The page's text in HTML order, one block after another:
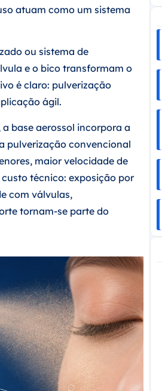
atuam como um sistema
ou sistema de
e o bico transformam o
é claro: pulverização
ágil.
base aerossol incorpora a
pulverização convencional
maior velocidade de
técnico: exposição por
com válvulas,
tornam-se parte do